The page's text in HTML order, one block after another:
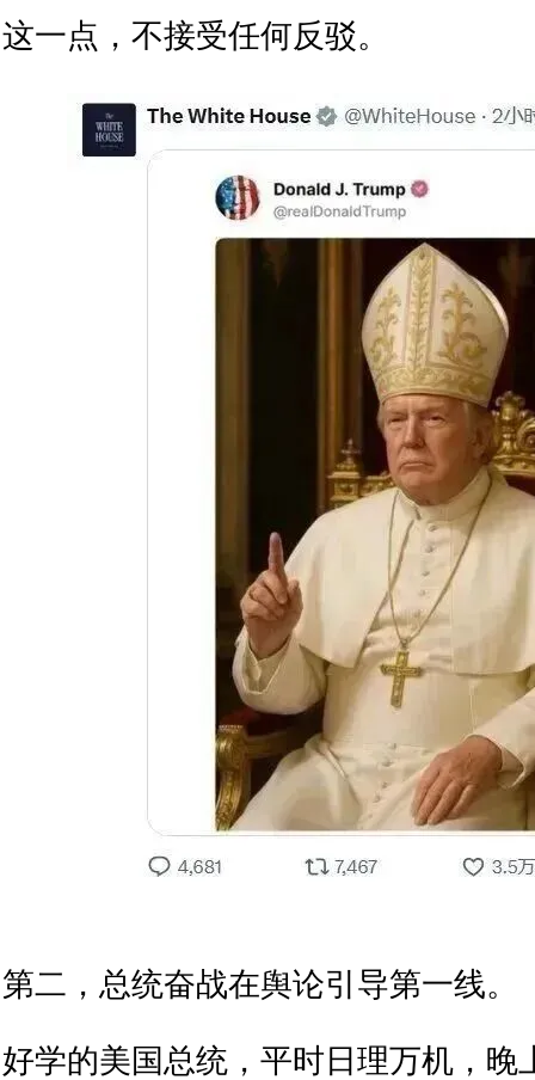
这一点，不接受任何反驳。
第二，总统奋战在舆论引导第一线。
好学的美国总统，平时日理万机，晚